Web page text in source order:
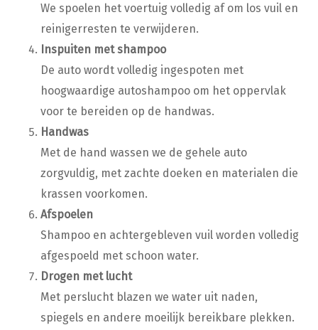
We spoelen het voertuig volledig af om los vuil en
reinigerresten te verwijderen.
Inspuiten met shampoo
De auto wordt volledig ingespoten met
hoogwaardige autoshampoo om het oppervlak
voor te bereiden op de handwas.
Handwas
Met de hand wassen we de gehele auto
zorgvuldig, met zachte doeken en materialen die
krassen voorkomen.
Afspoelen
Shampoo en achtergebleven vuil worden volledig
afgespoeld met schoon water.
Drogen met lucht
Met perslucht blazen we water uit naden,
spiegels en andere moeilijk bereikbare plekken.